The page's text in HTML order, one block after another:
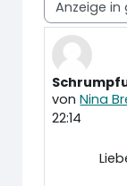
vonNina
22:14
Anzahl